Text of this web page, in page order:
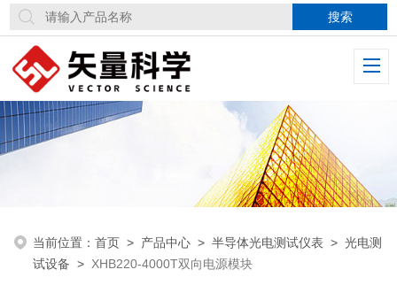
当前位置：首页 > 产品中心 >半导体光电测试仪表 >光电测
试设备 > XHB220-4000T双向电源模块